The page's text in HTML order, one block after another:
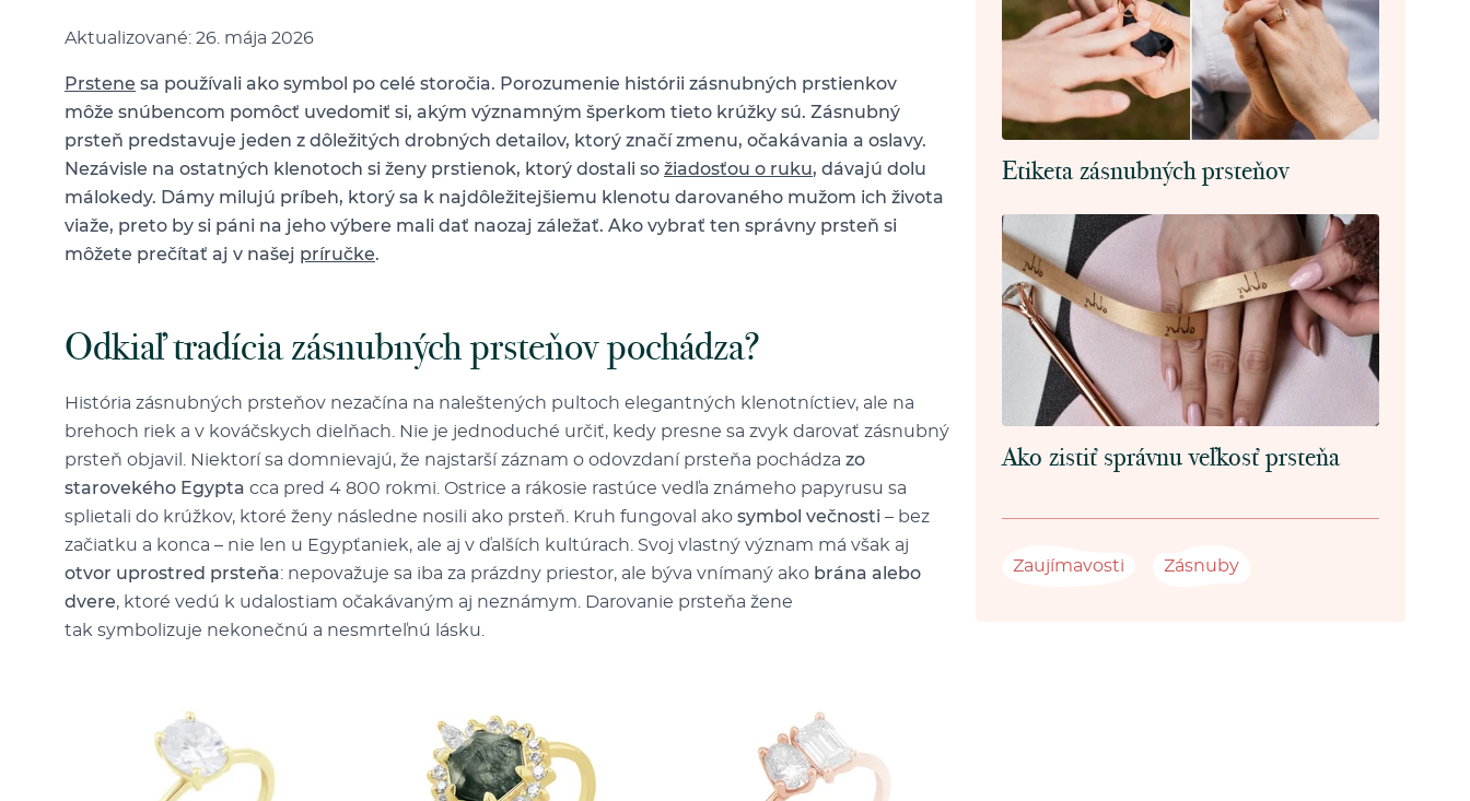
Aktualizované: 26. mája 2026
Prstene sa používali ako symbol po celé storočia. Porozumenie histórii zásnubných prstienkov
môže snúbencom pomôcť uvedomiť si, akým významným šperkom tieto krúžky sú. Zásnubný
prsteň predstavuje jeden z dôležitých drobných detailov, ktorý značí zmenu, očakávania a oslavy.
Nezávisle na ostatných klenotoch si ženy prstienok, ktorý dostali so žiadosťou o ruku, dávajú dolu
málokedy. Dámy milujú príbeh, ktorý sa k najdôležitejšiemu klenotu darovaného mužom ich života
viaže, preto by si páni na jeho výbere mali dať naozaj záležať. Ako vybrať ten správny prsteň si
môžete prečítať aj v našej príručke.
Odkiaľ tradícia zásnubných prsteňov pochádza?
História zásnubných prsteňov nezačína na naleštených pultoch elegantných klenotníctiev, ale na
brehoch riek a v kováčskych dielňach. Nie je jednoduché určiť, kedy presne sa zvyk darovať zásnubný
prsteň objavil. Niektorí sa domnievajú, že najstarší záznam o odovzdaní prsteňa pochádza zo
starovekého Egypta cca pred 4 800 rokmi. Ostrice a rákosie rastúce vedľa známeho papyrusu sa
splietali do krúžkov, ktoré ženy následne nosili ako prsteň. Kruh fungoval ako symbol večnosti – bez
začiatku a konca – nie len u Egypťaniek, ale aj v ďalších kultúrach. Svoj vlastný význam má však aj
otvor uprostred prsteňa: nepovažuje sa iba za prázdny priestor, ale býva vnímaný ako brána alebo
dvere, ktoré vedú k udalostiam očakávaným aj neznámym. Darovanie prsteňa žene
tak symbolizuje nekonečnú a nesmrteľnú lásku.
Etiketa zásnubných prsteňov
Ako zistiť správnu veľkosť prsteňa
Zaujímavosti Zásnuby